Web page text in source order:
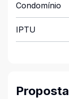
Condomínio
IPTU
Proposta